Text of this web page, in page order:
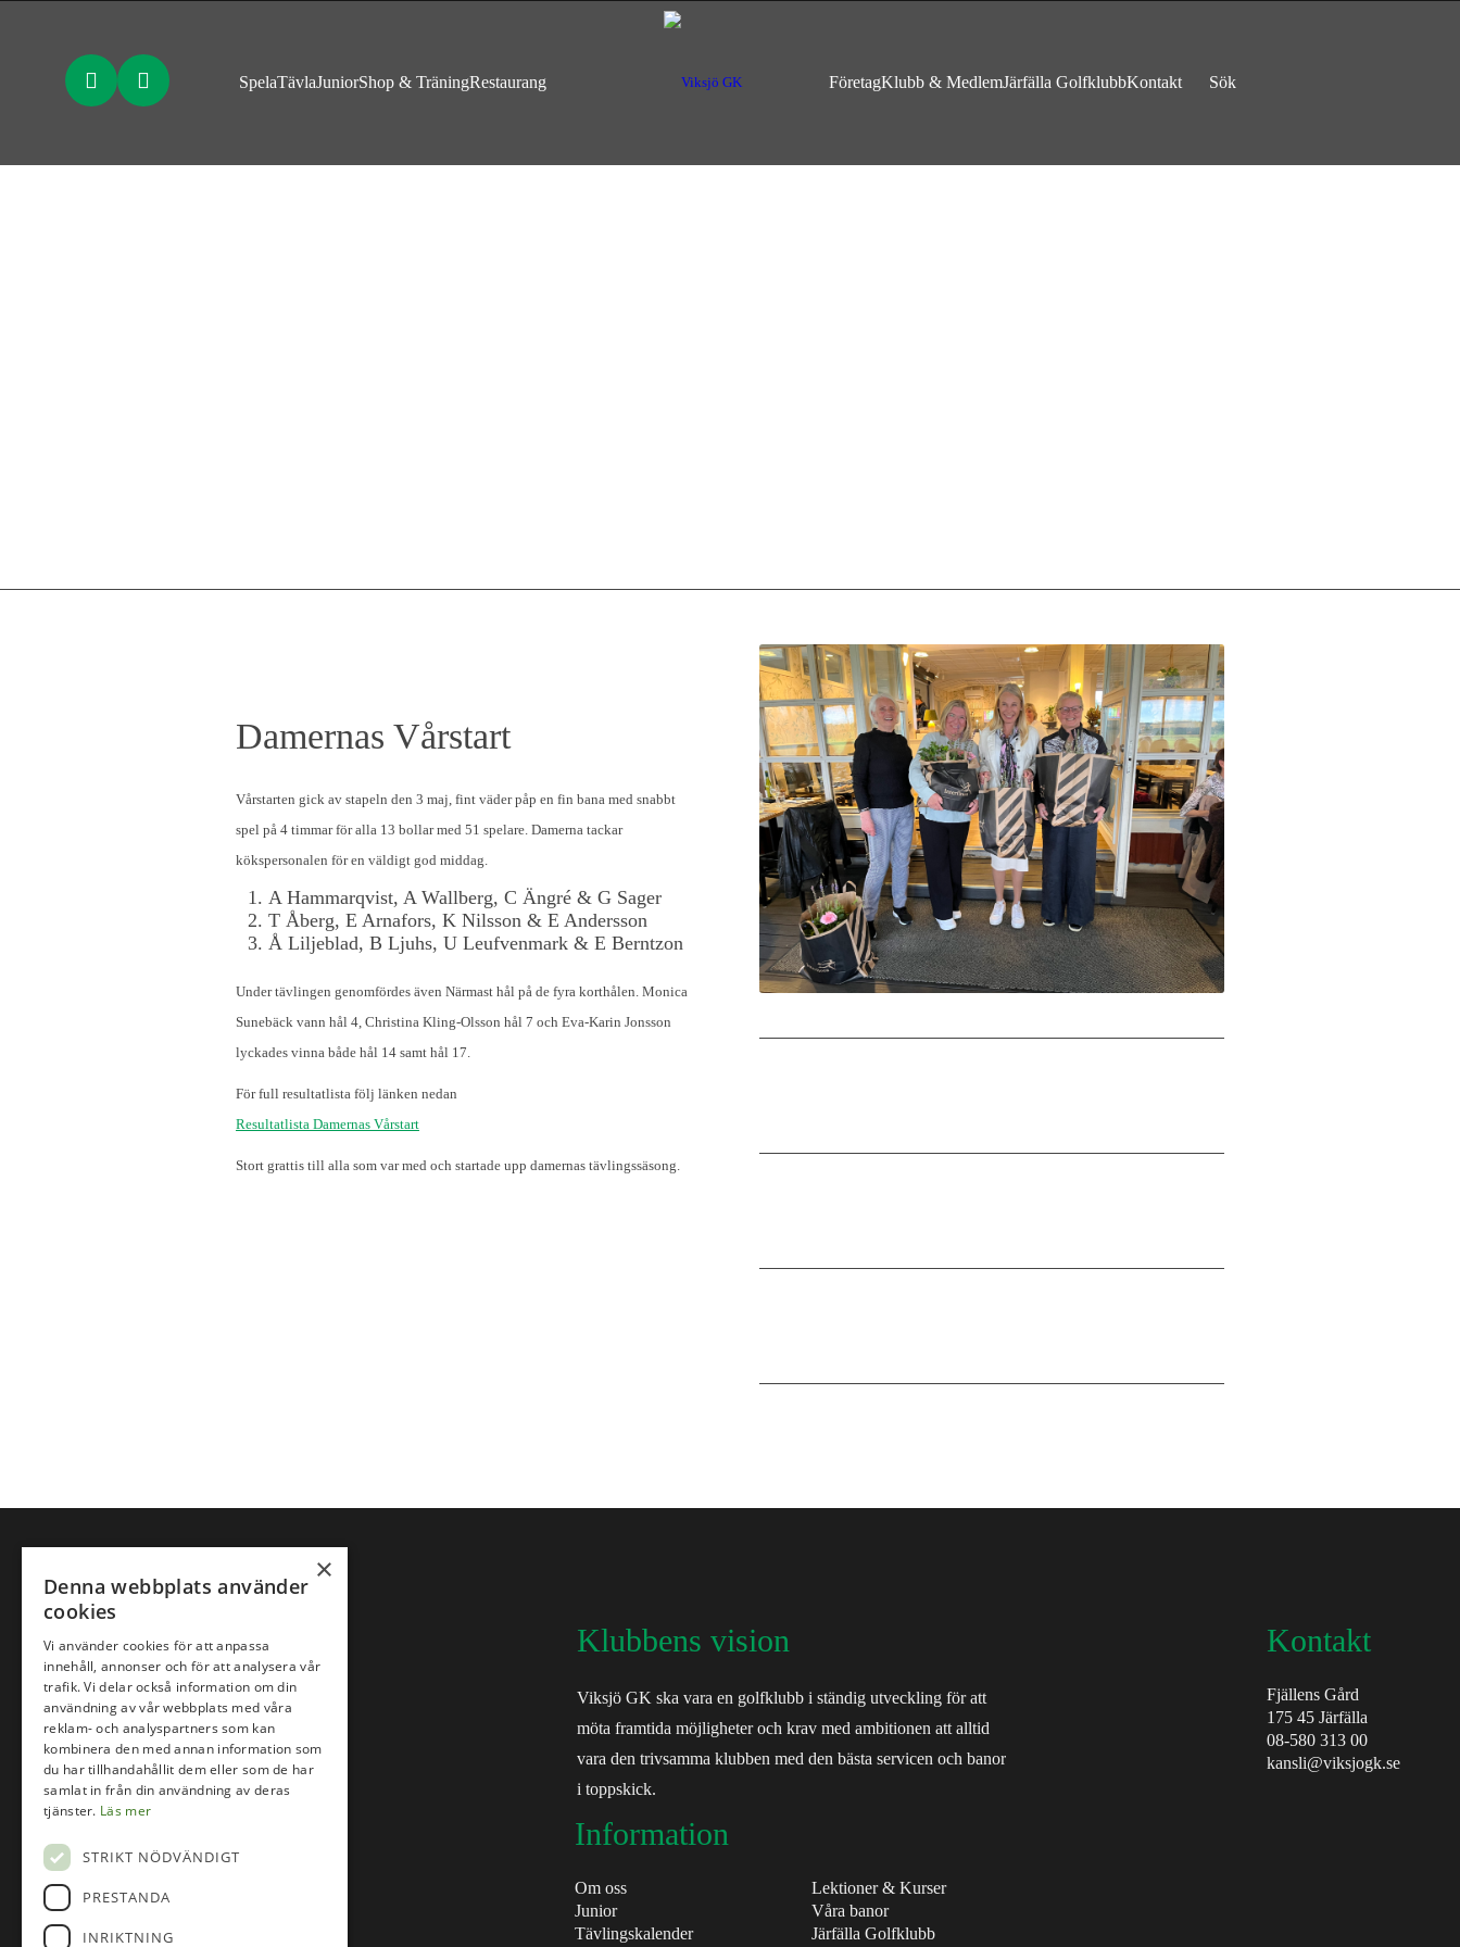
FöretagKlubb & MedlemJärfälla GolfklubbKontakt Sök
SpelaTävlaJuniorShop & TräningRestaurang
Damernas Vårstart
Vårstarten gick av stapeln den 3 maj, fint väder påp en fin bana med snabbt
spel på 4 timmar för alla 13 bollar med 51 spelare. Damerna tackar
kökspersonalen för en väldigt god middag.
A Hammarqvist, A Wallberg, C Ängré & G Sager
T Åberg, E Arnafors, K Nilsson & E Andersson
Å Liljeblad, B Ljuhs, U Leufvenmark & E Berntzon
Under tävlingen genomfördes även Närmast hål på de fyra korthålen. Monica
Sunebäck vann hål 4, Christina Kling-Olsson hål 7 och Eva-Karin Jonsson
lyckades vinna både hål 14 samt hål 17.
För full resultatlista följ länken nedan
Resultatlista Damernas Vårstart
Stort grattis till alla som var med och startade upp damernas tävlingssäsong.
Klubbens vision
Viksjö GK ska vara en golfklubb i ständig utveckling för att
möta framtida möjligheter och krav med ambitionen att alltid
vara den trivsamma klubben med den bästa servicen och banor
i toppskick.
Kontakt
Fjällens Gård
175 45 Järfälla
08-580 313 00
kansli@viksjogk.se
Facebook
Information
Om oss
Lektioner & Kurser
Junior
Våra banor
Tävlingskalender
Järfälla Golfklubb
×
Denna webbplats använder
cookies
Vi använder cookies för att anpassa
innehåll, annonser och för att analysera vår
trafik. Vi delar också information om din
användning av vår webbplats med våra
reklam- och analyspartners som kan
kombinera den med annan information som
du har tillhandahållit dem eller som de har
samlat in från din användning av deras
tjänster. Läs mer
STRIKT NÖDVÄNDIGT
PRESTANDA
INRIKTNING